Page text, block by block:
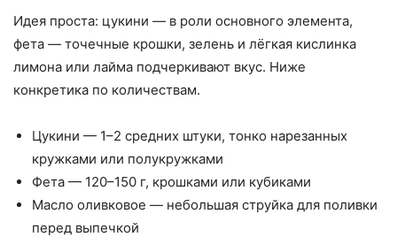
Идея проста: цукини — в роли основного элемента,
фета — точечные крошки, зелень и лёгкая кислинка
лимона или лайма подчеркивают вкус. Ниже
конкретика по количествам.
Цукини — 1–2 средних штуки, тонко нарезанных
кружками или полукружками
Фета — 120–150 г, крошками или кубиками
Масло оливковое — небольшая струйка для поливки
перед выпечкой